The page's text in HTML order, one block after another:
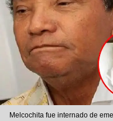
Melcochita fue internado de